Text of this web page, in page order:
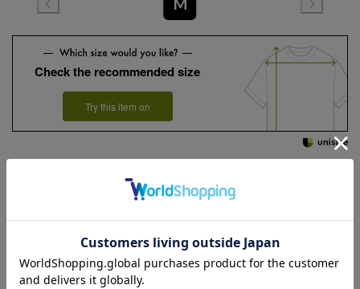
M
Check the recommended size
Try this item on
商品詳細